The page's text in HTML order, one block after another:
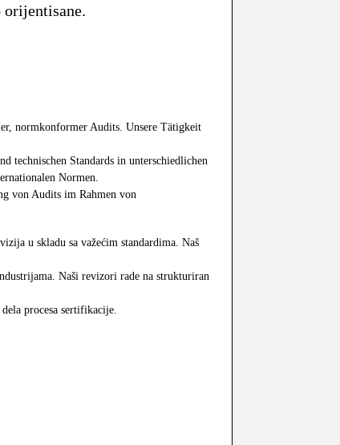
orijentisane.
normkonformer Audits. Unsere Tätigkeit
technischen Standards in unterschiedlichen
Normen.
von Audits im Rahmen von
u skladu sa važećim standardima. Naš
Naši revizori rade na strukturiran
procesa sertifikacije.